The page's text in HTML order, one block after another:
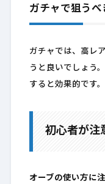
ガチャで狙うべ
ガチャでは、高レ
うと良いでしょう
すると効果的です。
初心者が注
オーブの使い方に